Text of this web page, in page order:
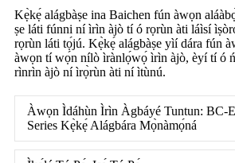
Kẹ̀kẹ́ alágbàṣe ina Baichen fún àwọn
ṣe láti fúnni ní ìrìn àjò tí ó rọrùn àti láìsí
rọrùn láti tọ́jú. Kẹ̀kẹ́ alágbàṣe yìí dára fún
àwọn tí wọ́n nílò ìrànlọ́wọ́ ìrìn àjò, èyí tí ó
rìnrìn àjò ní ìrọ̀rùn àti ní ìtùnú.
Àwọn Ìdáhùn Ìrìn Àgbáyé Tuntun: BC-
Series Kẹ̀kẹ́ Alágbára Mọ̀nàmọ́ná